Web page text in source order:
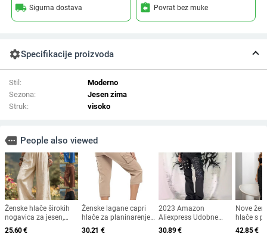
local_shipping Sigurna dostava assignment_return Povrat bez muke
settingsSpecifikacije proizvoda
Stil:
Moderno
Sezona:
Jesen zima
Struk:
visoko
more People also viewed
Ženske hlače širokih
nogavica za jesen,
jednobojne, udobne za
svakodnevno nošenje,
25.60€
Ženske lagane capri
hlače za planinarenje
s 6 džepova, brzo
suše, opuštenog kroja
30.21 €
2023 Amazon
Aliexpress Udobne
hlače ravnog kroja s
niskim strukom i
30.89€
Nove
hlače s
modne i
42.85€